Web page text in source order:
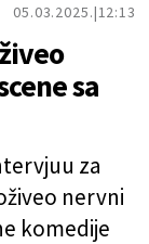
05.03.2025. 12:13
sa
za
nervni
komedije